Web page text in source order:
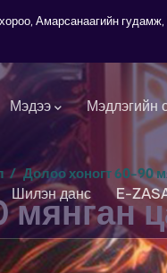
Амарсанаагийн
Мэдээ Мэдлэгийн
Шилэн данс E-
/ Долоо хоногт 60-90